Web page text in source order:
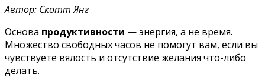
Автор: Скотт Янг
Основа продуктивности — энергия, а не время.
Множество свободных часов не помогут вам, если вы
чувствуете вялость и отсутствие желания что-либо
делать.